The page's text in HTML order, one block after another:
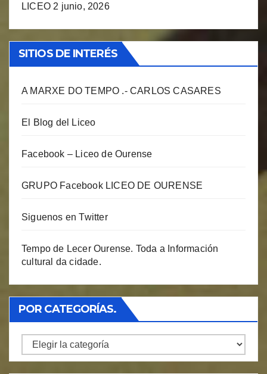
LICEO 2 junio, 2026
SITIOS DE INTERÉS
A MARXE DO TEMPO .- CARLOS CASARES
El Blog del Liceo
Facebook – Liceo de Ourense
GRUPO Facebook LICEO DE OURENSE
Siguenos en Twitter
Tempo de Lecer Ourense. Toda a Información
cultural da cidade.
POR CATEGORÍAS.
Por
Categorías.